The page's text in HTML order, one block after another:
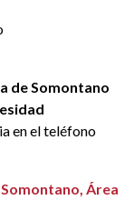
de Somontano
en el teléfono
Área